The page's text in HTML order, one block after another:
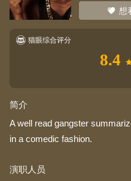
想
猫眼综合评分
8.4
简介
A well read gangster
in a comedic fashion.
演职人员